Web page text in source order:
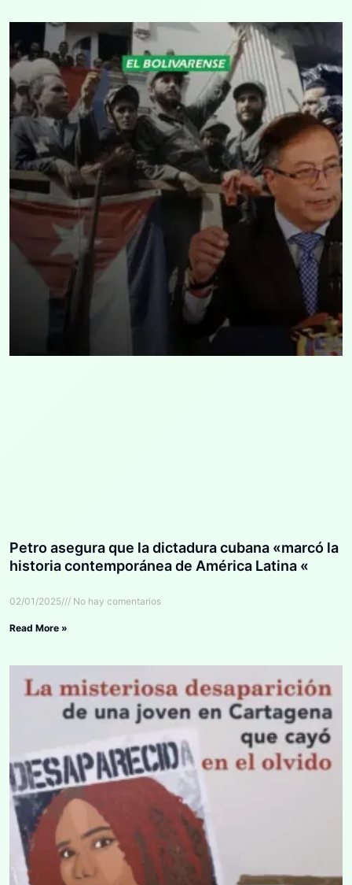
Petro asegura que la dictadura cubana «marcó la
historia contemporánea de América Latina «
02/01/2025 No hay comentarios
Read More »